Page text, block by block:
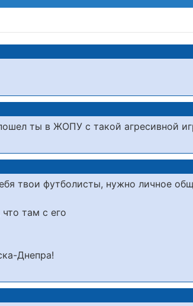
ты в ЖОПУ с такой агресивной
твои футболисты, нужно личное
там с его
Днепра!